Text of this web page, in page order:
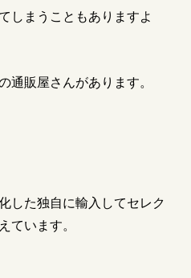
しまうこともありますよ
通販屋さんがあります。
した独自に輸入してセレク
ています。